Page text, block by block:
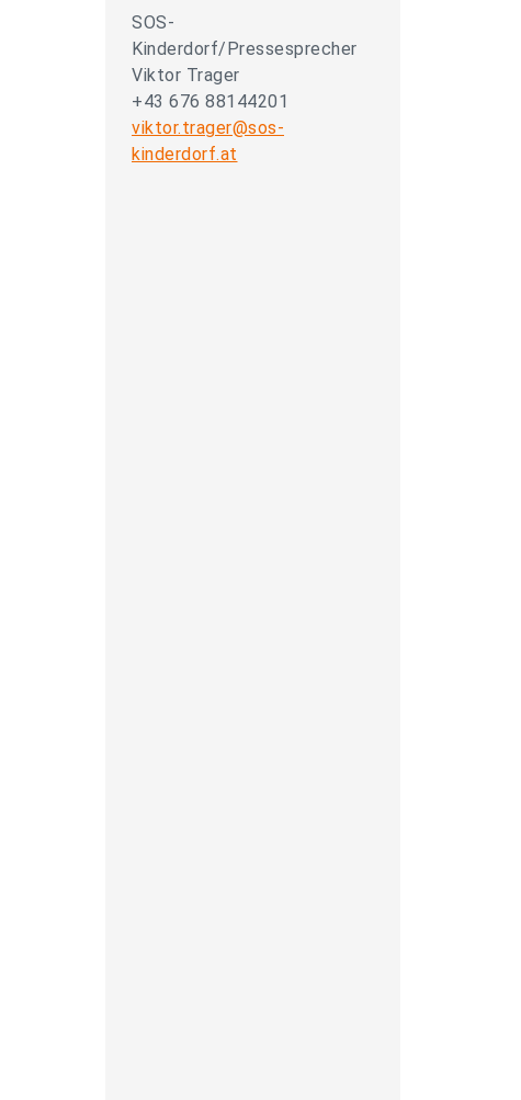
SOS-
Kinderdorf/Pressesprecher
Viktor Trager
+43 676 88144201
viktor.trager@sos-
kinderdorf.at